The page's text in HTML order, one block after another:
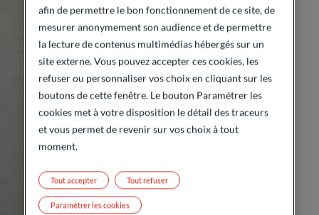
afin de permettre le bon fonctionnement de ce site, de
mesurer anonymement son audience et de permettre
la lecture de contenus multimédias hébergés sur un
site externe. Vous pouvez accepter ces cookies, les
refuser ou personnaliser vos choix en cliquant sur les
boutons de cette fenêtre. Le bouton Paramétrer les
cookies met à votre disposition le détail des traceurs
et vous permet de revenir sur vos choix à tout
moment.
Tout refuser
Tout accepter
Paramétrer les cookies